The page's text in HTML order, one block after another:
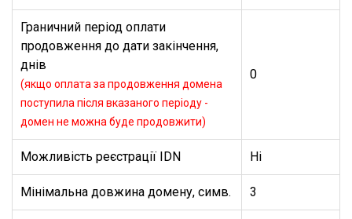
Граничний період оплати
продовження до дати закінчення,
днів
(якщо оплата за продовження домена
поступила після вказаного періоду -
домен не можна буде продовжити)
0
Можливість реєстрації IDN Ні
Мінімальна довжина домену, симв. 3